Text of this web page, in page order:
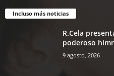
Incluso más noticias
R.Cela
poderoso
9 agosto, 2026